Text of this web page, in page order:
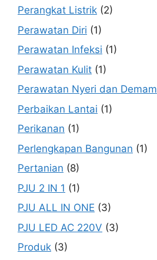
Perangkat Listrik (2)
Perawatan Diri (1)
Perawatan Infeksi (1)
Perawatan Kulit (1)
Perawatan Nyeri dan Demam
Perbaikan Lantai (1)
Perikanan (1)
Perlengkapan Bangunan (1)
Pertanian (8)
PJU 2 IN 1 (1)
PJU ALL IN ONE (3)
PJU LED AC 220V (3)
Produk (3)